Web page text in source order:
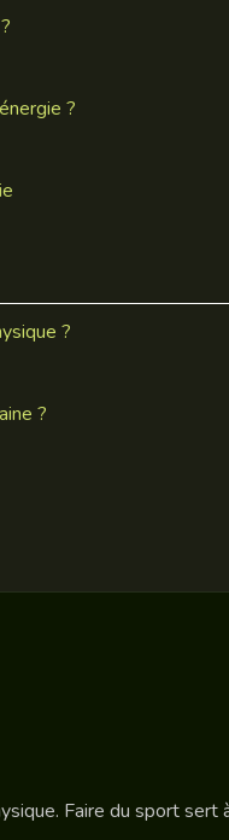
?
?
?
Faire du sport